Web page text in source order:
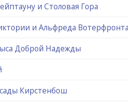
и Столовая Гора
и Альфреда
Доброй Надежды
Кирстенбош